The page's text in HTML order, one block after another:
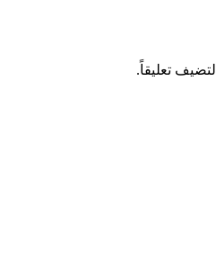
لتضيف تعليقاً.